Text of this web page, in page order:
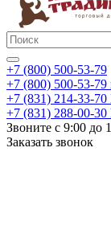
+7 (800) 500-53-79
+7 (800) 500-53-79
+7 (831) 214-33-70
+7 (831) 288-00-30
Звоните с 9:00 до
Заказать звонок